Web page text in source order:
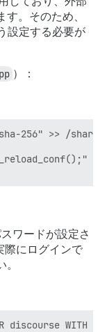
。そのため、
設定する必要が
）：
256" >> /
ワードが設定さ
際にログインで
WITH